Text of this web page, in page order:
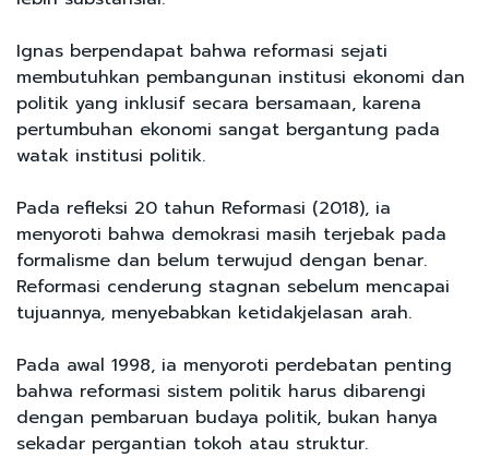
Ignas berpendapat bahwa reformasi sejati
membutuhkan pembangunan institusi ekonomi dan
politik yang inklusif secara bersamaan, karena
pertumbuhan ekonomi sangat bergantung pada
watak institusi politik.
Pada refleksi 20 tahun Reformasi (2018), ia
menyoroti bahwa demokrasi masih terjebak pada
formalisme dan belum terwujud dengan benar.
Reformasi cenderung stagnan sebelum mencapai
tujuannya, menyebabkan ketidakjelasan arah.
Pada awal 1998, ia menyoroti perdebatan penting
bahwa reformasi sistem politik harus dibarengi
dengan pembaruan budaya politik, bukan hanya
sekadar pergantian tokoh atau struktur.